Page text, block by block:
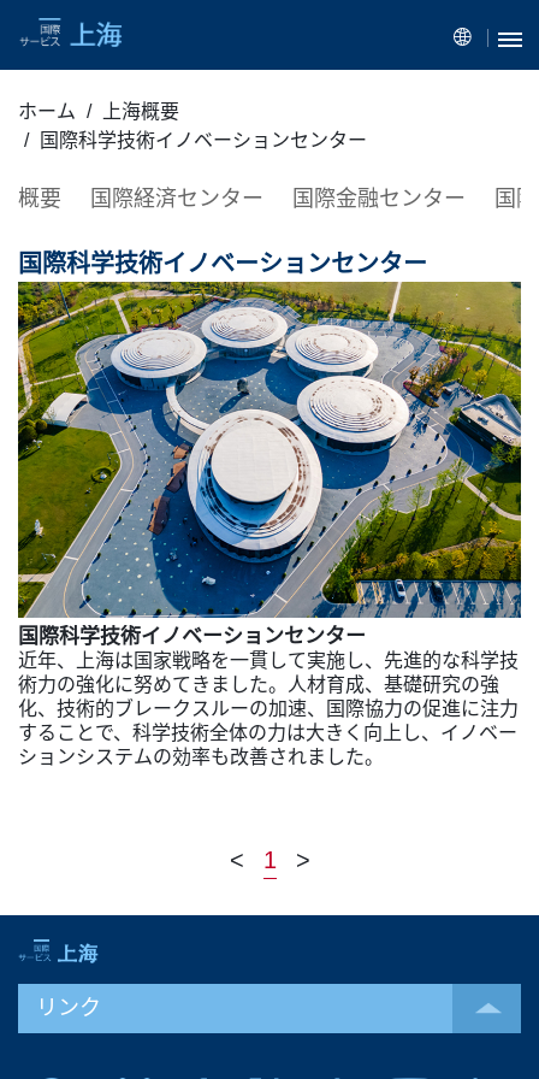
ホーム
上海概要
国際科学技術イノベーションセンター
概要 国際経済センター 国際金融センター 国
国際科学技術イノベーションセンター
国際科学技術イノベーションセンター
近年、上海は国家戦略を一貫して実施し、先進的な科学技
術力の強化に努めてきました。人材育成、基礎研究の強
化、技術的ブレークスルーの加速、国際協力の促進に注力
することで、科学技術全体の力は大きく向上し、イノベー
ションシステムの効率も改善されました。
< 1 >
リンク